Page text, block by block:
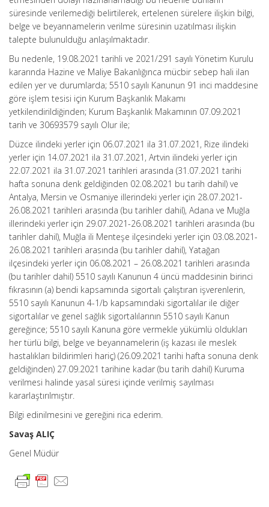
süresinde verilemediği belirtilerek, ertelenen sürelere ilişkin bilgi,
belge ve beyannamelerin verilme süresinin uzatılması ilişkin
talepte bulunulduğu anlaşılmaktadır.
Bu nedenle, 19.08.2021 tarihli ve 2021/291 sayılı Yönetim Kurulu
kararında Hazine ve Maliye Bakanlığınca mücbir sebep hali ilan
edilen yer ve durumlarda; 5510 sayılı Kanunun 91 inci maddesine
göre işlem tesisi için Kurum Başkanlık Makamı
yetkilendirildiğinden; Kurum Başkanlık Makamının 07.09.2021
tarih ve 30693579 sayılı Olur ile;
Düzce ilindeki yerler için 06.07.2021 ila 31.07.2021, Rize ilindeki
yerler için 14.07.2021 ila 31.07.2021, Artvin ilindeki yerler için
22.07.2021 ila 31.07.2021 tarihleri arasında (31.07.2021 tarihi
hafta sonuna denk geldiğinden 02.08.2021 bu tarih dahil) ve
Antalya, Mersin ve Osmaniye illerindeki yerler için 28.07.2021-
26.08.2021 tarihleri arasında (bu tarihler dahil), Adana ve Muğla
illerindeki yerler için 29.07.2021-26.08.2021 tarihleri arasında (bu
tarihler dahil), Muğla ili Menteşe ilçesindeki yerler için 03.08.2021-
26.08.2021 tarihleri arasında (bu tarihler dahil), Yatağan
ilçesindeki yerler için 06.08.2021 – 26.08.2021 tarihleri arasında
(bu tarihler dahil) 5510 sayılı Kanunun 4 üncü maddesinin birinci
fıkrasının (a) bendi kapsamında sigortalı çalıştıran işverenlerin,
5510 sayılı Kanunun 4-1/b kapsamındaki sigortalılar ile diğer
sigortalılar ve genel sağlık sigortalılarının 5510 sayılı Kanun
gereğince; 5510 sayılı Kanuna göre vermekle yükümlü oldukları
her türlü bilgi, belge ve beyannamelerin (iş kazası ile meslek
hastalıkları bildirimleri hariç) (26.09.2021 tarihi hafta sonuna denk
geldiğinden) 27.09.2021 tarihine kadar (bu tarih dahil) Kuruma
verilmesi halinde yasal süresi içinde verilmiş sayılması
kararlaştırılmıştır.
Bilgi edinilmesini ve gereğini rica ederim.
Savaş ALIÇ
Genel Müdür